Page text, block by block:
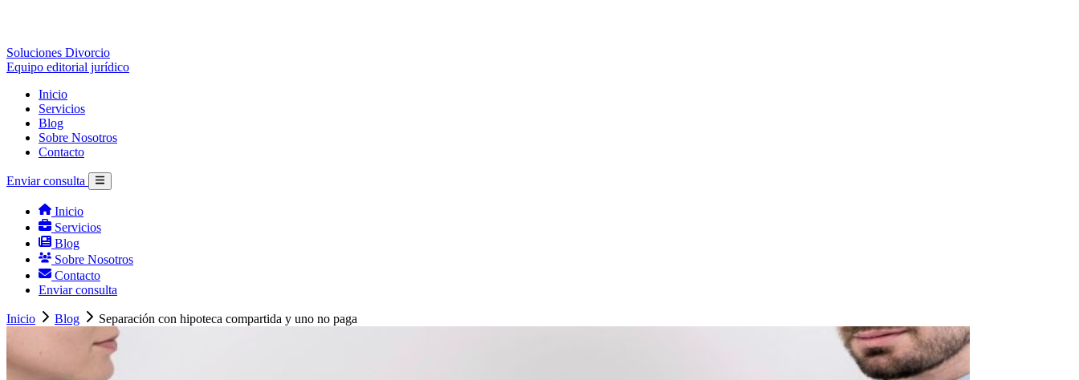
Soluciones Divorcio
Equipo editorial jurídico
Inicio
Servicios
Blog
Sobre Nosotros
Contacto
Enviar consulta
Inicio
Servicios
Blog
Sobre Nosotros
Contacto
Enviar consulta
Inicio Blog Separación con hipoteca compartida y uno no paga